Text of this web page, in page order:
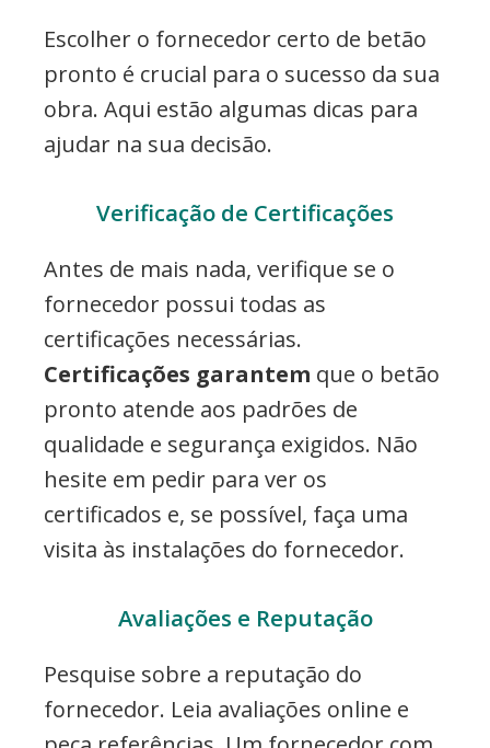
Escolher o fornecedor certo de betão
pronto é crucial para o sucesso da sua
obra. Aqui estão algumas dicas para
ajudar na sua decisão.
Verificação de Certificações
Antes de mais nada, verifique se o
fornecedor possui todas as
certificações necessárias.
Certificações garantem que o betão
pronto atende aos padrões de
qualidade e segurança exigidos. Não
hesite em pedir para ver os
certificados e, se possível, faça uma
visita às instalações do fornecedor.
Avaliações e Reputação
Pesquise sobre a reputação do
fornecedor. Leia avaliações online e